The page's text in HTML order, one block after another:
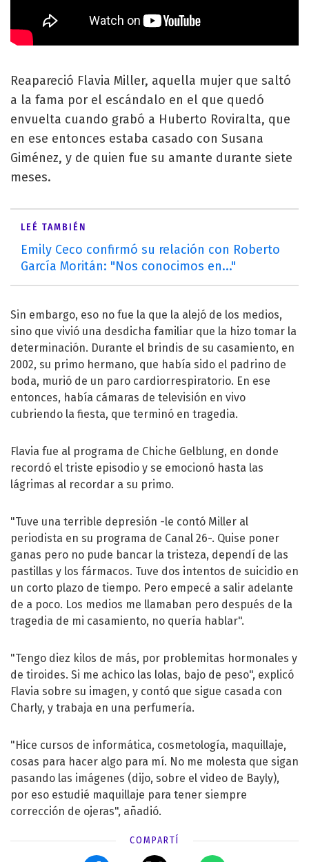
Reapareció Flavia Miller, aquella mujer que saltó
a la fama por el escándalo en el que quedó
envuelta cuando grabó a Huberto Roviralta, que
en ese entonces estaba casado con Susana
Giménez, y de quien fue su amante durante siete
meses.
LEÉ TAMBIÉN
Emily Ceco confirmó su relación con Roberto
García Moritán: "Nos conocimos en..."
Sin embargo, eso no fue la que la alejó de los medios,
sino que vivió una desdicha familiar que la hizo tomar la
determinación. Durante el brindis de su casamiento, en
2002, su primo hermano, que había sido el padrino de
boda, murió de un paro cardiorrespiratorio. En ese
entonces, había cámaras de televisión en vivo
cubriendo la fiesta, que terminó en tragedia.
Flavia fue al programa de Chiche Gelblung, en donde
recordó el triste episodio y se emocionó hasta las
lágrimas al recordar a su primo.
"Tuve una terrible depresión -le contó Miller al
periodista en su programa de Canal 26-. Quise poner
ganas pero no pude bancar la tristeza, dependí de las
pastillas y los fármacos. Tuve dos intentos de suicidio en
un corto plazo de tiempo. Pero empecé a salir adelante
de a poco. Los medios me llamaban pero después de la
tragedia de mi casamiento, no quería hablar".
"Tengo diez kilos de más, por problemitas hormonales y
de tiroides. Si me achico las lolas, bajo de peso", explicó
Flavia sobre su imagen, y contó que sigue casada con
Charly, y trabaja en una perfumería.
"Hice cursos de informática, cosmetología, maquillaje,
cosas para hacer algo para mí. No me molesta que sigan
pasando las imágenes (dijo, sobre el video de Bayly),
por eso estudié maquillaje para tener siempre
corrección de ojeras", añadió.
COMPARTÍ